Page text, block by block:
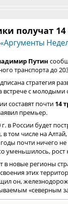
получат 14
Путин
транспорта до
стратегия
встрече с
составят почти 14
премьер.
в России будет
том числе на
почти ничего
уменьшилось, рост
в новые регионы
этих
он,
«северным